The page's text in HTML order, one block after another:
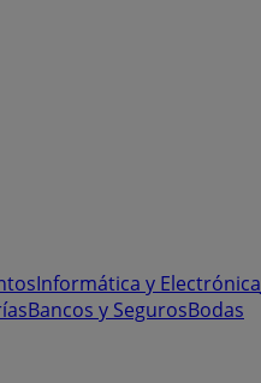
Informática y Electrónica
Bancos y SegurosBodas